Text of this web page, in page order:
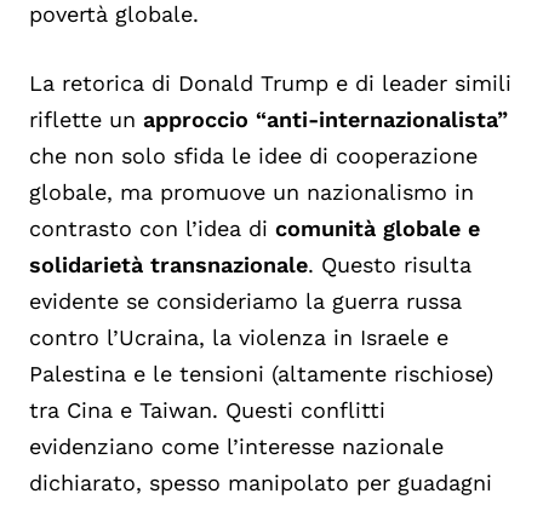
povertà globale.
La retorica di Donald Trump e di leader simili
riflette un approccio “anti-internazionalista”
che non solo sfida le idee di cooperazione
globale, ma promuove un nazionalismo in
contrasto con l’idea di comunità globale e
solidarietà transnazionale. Questo risulta
evidente se consideriamo la guerra russa
contro l’Ucraina, la violenza in Israele e
Palestina e le tensioni (altamente rischiose)
tra Cina e Taiwan. Questi conflitti
evidenziano come l’interesse nazionale
dichiarato, spesso manipolato per guadagni